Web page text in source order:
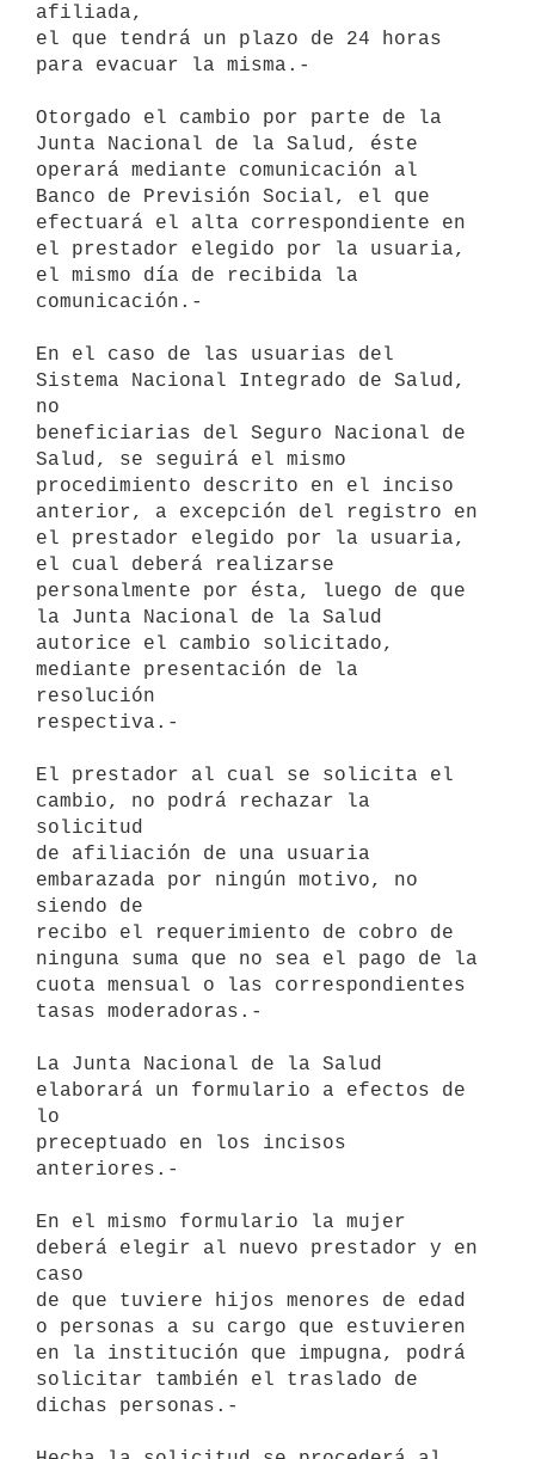
afiliada,
el que tendrá un plazo de 24 horas
para evacuar la misma.-
Otorgado el cambio por parte de la
Junta Nacional de la Salud, éste
operará mediante comunicación al
Banco de Previsión Social, el que
efectuará el alta correspondiente en
el prestador elegido por la usuaria,
el mismo día de recibida la
comunicación.-
En el caso de las usuarias del
Sistema Nacional Integrado de Salud,
no
beneficiarias del Seguro Nacional de
Salud, se seguirá el mismo
procedimiento descrito en el inciso
anterior, a excepción del registro en
el prestador elegido por la usuaria,
el cual deberá realizarse
personalmente por ésta, luego de que
la Junta Nacional de la Salud
autorice el cambio solicitado,
mediante presentación de la
resolución
respectiva.-
El prestador al cual se solicita el
cambio, no podrá rechazar la
solicitud
de afiliación de una usuaria
embarazada por ningún motivo, no
siendo de
recibo el requerimiento de cobro de
ninguna suma que no sea el pago de la
cuota mensual o las correspondientes
tasas moderadoras.-
La Junta Nacional de la Salud
elaborará un formulario a efectos de
lo
preceptuado en los incisos
anteriores.-
En el mismo formulario la mujer
deberá elegir al nuevo prestador y en
caso
de que tuviere hijos menores de edad
o personas a su cargo que estuvieren
en la institución que impugna, podrá
solicitar también el traslado de
dichas personas.-